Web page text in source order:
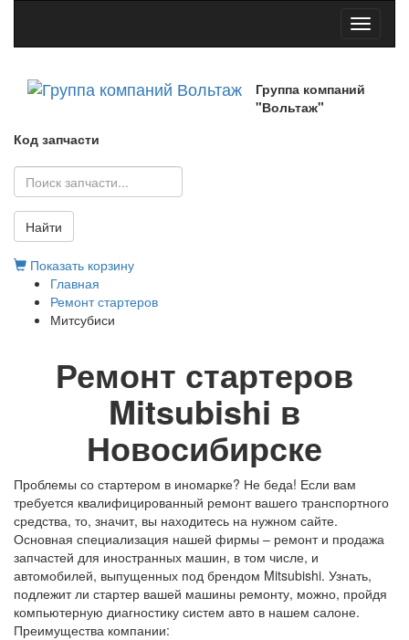
Toggle
Группа компаний
"Вольтаж"
Код запчасти
Найти
Показать корзину
Главная
Ремонт стартеров
Митсубиси
Ремонт стартеров
Mitsubishi в
Новосибирске
Проблемы со стартером в иномарке? Не беда! Если вам
требуется квалифицированный ремонт вашего транспортного
средства, то, значит, вы находитесь на нужном сайте.
Основная специализация нашей фирмы – ремонт и продажа
запчастей для иностранных машин, в том числе, и
автомобилей, выпущенных под брендом Mitsubishi. Узнать,
подлежит ли стартер вашей машины ремонту, можно, пройдя
компьютерную диагностику систем авто в нашем салоне.
Преимущества компании: